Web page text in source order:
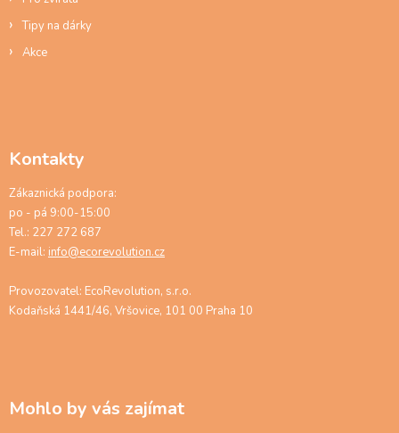
Tipy na dárky
Akce
Kontakty
Zákaznická podpora:
po - pá 9:00-15:00
Tel.: 227 272 687
E-mail: info@ecorevolution.cz
Provozovatel: EcoRevolution, s.r.o.
Kodaňská 1441/46, Vršovice, 101 00 Praha 10
Mohlo by vás zajímat